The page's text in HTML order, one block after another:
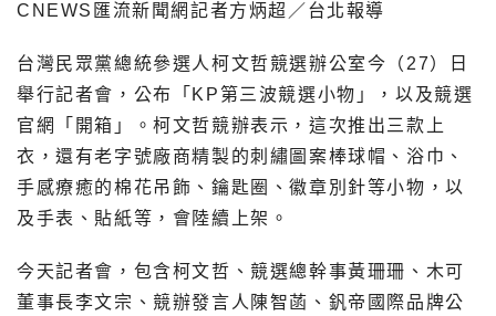
CNEWS匯流新聞網記者方炳超／台北報導
台灣民眾黨總統參選人柯文哲競選辦公室今（27）日
舉行記者會，公布「KP第三波競選小物」，以及競選
官網「開箱」。柯文哲競辦表示，這次推出三款上
衣，還有老字號廠商精製的刺繡圖案棒球帽、浴巾、
手感療癒的棉花吊飾、鑰匙圈、徽章別針等小物，以
及手表、貼紙等，會陸續上架。
今天記者會，包含柯文哲、競選總幹事黃珊珊、木可
董事長李文宗、競辦發言人陳智菡、釩帝國際品牌公